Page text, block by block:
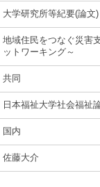
大学研究所等紀要(論文)
地域住民をつなぐ災害
ットワーキング～
共同
日本福祉大学社会福祉
国内
佐藤大介